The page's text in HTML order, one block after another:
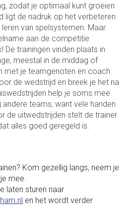
zodat je optimaal kunt groeien
ligt de nadruk op het verbeteren
van spelsystemen. Maar
aan de competitie
De trainingen vinden plaats in
meestal in de middag of
met je teamgenoten en coach
de wedstrijd en breek je het na
help je soms mee
teams, want vele handen
de uitwedstrijden stelt de trainer
alles goed geregeld is.
Kom gezellig langs, neem je
mee.
laten sturen naar
en het wordt verder